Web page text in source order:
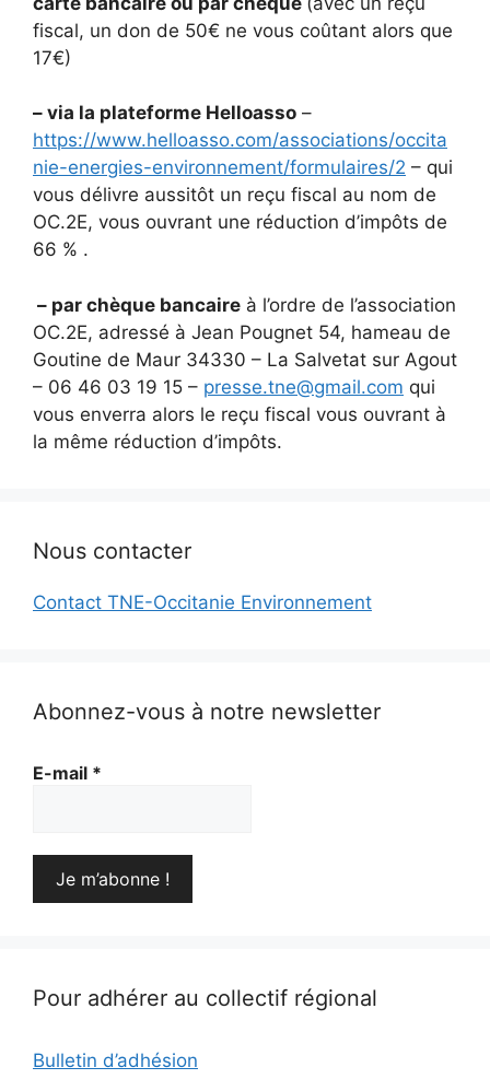
fiscal, un don de 50€ ne vous coûtant alors que
17€)
– via la plateforme Helloasso –
https://www.helloasso.com/associations/occita
nie-energies-environnement/formulaires/2 – qui
vous délivre aussitôt un reçu fiscal au nom de
OC.2E, vous ouvrant une réduction d’impôts de
66 % .
– par chèque bancaire à l’ordre de l’association
OC.2E, adressé à Jean Pougnet 54, hameau de
Goutine de Maur 34330 – La Salvetat sur Agout
– 06 46 03 19 15 – presse.tne@gmail.com qui
vous enverra alors le reçu fiscal vous ouvrant à
la même réduction d’impôts.
Nous contacter
Contact TNE-Occitanie Environnement
Abonnez-vous à notre newsletter
E-mail *
Pour adhérer au collectif régional
Bulletin d’adhésion